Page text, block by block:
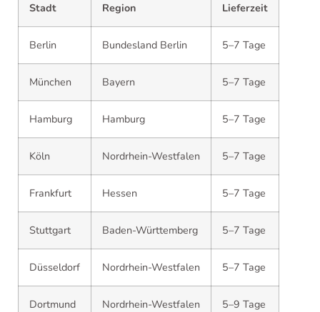
Stadt Region Lieferzeit
Berlin Bundesland Berlin 5–7 Tage
München Bayern 5–7 Tage
Hamburg Hamburg 5–7 Tage
Köln Nordrhein-Westfalen 5–7 Tage
Frankfurt Hessen 5–7 Tage
Stuttgart Baden-Württemberg 5–7 Tage
Düsseldorf Nordrhein-Westfalen 5–7 Tage
Dortmund Nordrhein-Westfalen 5–9 Tage